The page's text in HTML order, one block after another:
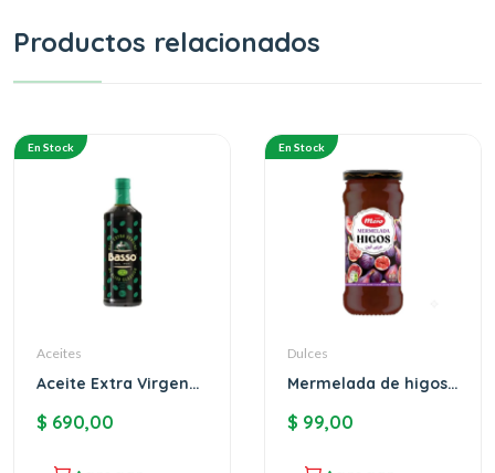
Productos relacionados
En Stock
Aceites
Aceite Extra Virgen
$ 690,00
En Stock
Dulces
Mermelada de higos
$ 99,00